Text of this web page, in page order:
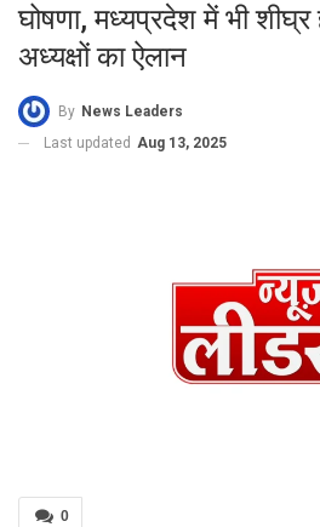
घोषणा, मध्यप्रदेश में भी शीघ्र
अध्यक्षों का ऐलान
By News Leaders
Last updated Aug 13, 2025
0